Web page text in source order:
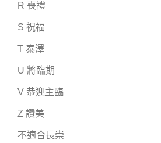
R 喪禮
S 祝福
T 泰澤
U 將臨期
V 恭迎主臨
Z 讚美
不適合長崇